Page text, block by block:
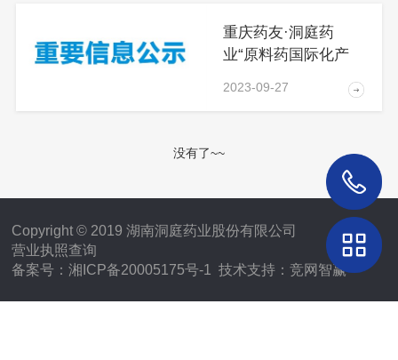
重庆药友·洞庭药
业“原料药国际化产
2023-09-27
没有了~~
Copyright © 2019 湖南洞庭药业股份有限公司
营业执照查询
备案号：湘ICP备20005175号-1 技术支持：竞网智赢